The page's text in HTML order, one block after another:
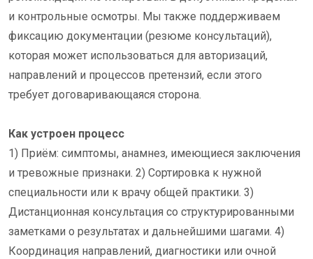
и контрольные осмотры. Мы также поддерживаем
фиксацию документации (резюме консультаций),
которая может использоваться для авторизаций,
направлений и процессов претензий, если этого
требует договаривающаяся сторона.
Как устроен процесс
1) Приём: симптомы, анамнез, имеющиеся заключения
и тревожные признаки. 2) Сортировка к нужной
специальности или к врачу общей практики. 3)
Дистанционная консультация со структурированными
заметками о результатах и дальнейшими шагами. 4)
Координация направлений, диагностики или очной